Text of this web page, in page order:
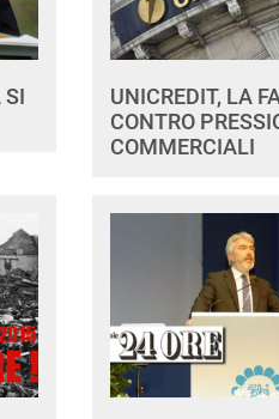
SI
UNICREDIT, LA
CONTRO
COMMERCIALI